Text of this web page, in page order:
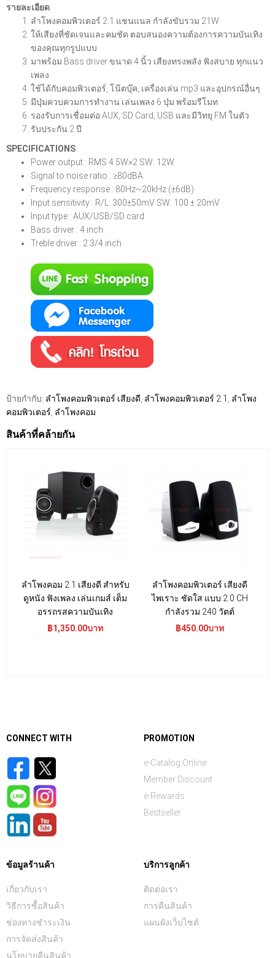
รายละเอียด
ลำโพงคอมพิวเตอร์ 2.1 แชนแนล กำลังขับรวม 21W
ให้เสียงที่ชัดเจนและคมชัด ตอบสนองความต้องการความบันเทิง
ของคุณทุกรูปแบบ
มาพร้อม Bass driver ขนาด 4 นิ้ว เสียงทรงพลัง ฟังสบาย ทุกแนว
เพลง
ใช้ได้กับคอมพิวเตอร์, โน๊ตบุ๊ค, เครื่องเล่น mp3 และอุปกรณ์อื่นๆ
มีปุ่มควบควมการทำงาน เล่นเพลง 6 ปุ่ม พร้อมรีโมท
รองรับการเชื่อมต่อ AUX, SD Card, USB และมีวิทยุ FM ในตัว
รับประกัน 2 ปี
SPECIFICATIONS
Power output : RMS 4.5W×2 SW: 12W
Signal to noise ratio : ≥80dBA
Frequency response : 80Hz~20kHz (±6dB)
Input sensitivity : R/L: 300±50mV SW: 100 ± 20mV
Input type : AUX/USB/SD card
Bass driver : 4 inch
Treble driver : 2 3/4 inch
ป้ายกำกับ: ลำโพงคอมพิวเตอร์ เสียงดี ลำโพงคอมพิวเตอร์ 2.1
ลำโพง
คอมพิวเตอร์ ลำโพงคอม
สินค้าที่คล้ายกัน
ลำโพงคอม 2.1 เสียงดี สำหรับ
ดูหนัง ฟังเพลง เล่นเกมส์ เต็ม
อรรถรสความบันเทิง
฿1,350.00บาท
ลำโพงคอมพิวเตอร์ เสียงดี
ไพเราะ ชัดใส แบบ 2.0 CH
กำลังรวม 240 วัตต์
฿450.00บาท
CONNECT WITH PROMOTION
e-Catalog Online
Member Discount
e-Rewards
Bestseller
ข้อมูลร้านค้า
เกี่ยวกับเรา
วิธีการซื้อสินค้า
ช่องทางชำระเงิน
การจัดส่งสินค้า
นโยบายคืนสินค้า
บริการลูกค้า
ติดต่อเรา
การคืนสินค้า
แผนผังเว็บไซต์